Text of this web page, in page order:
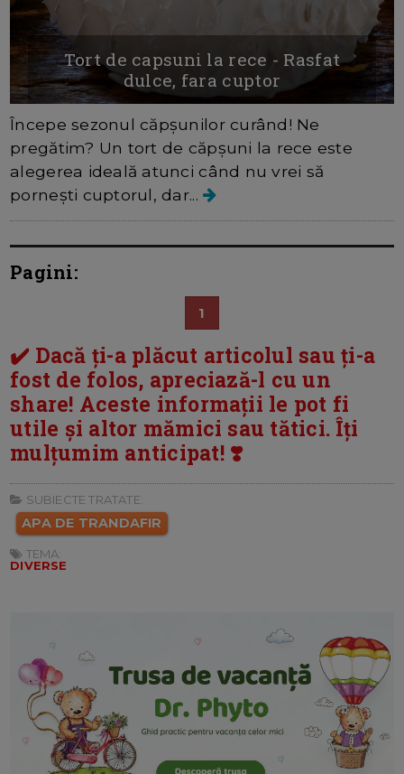
Tort de capsuni la rece - Rasfat
dulce, fara cuptor
Începe sezonul căpșunilor curând! Ne
pregătim? Un tort de căpșuni la rece este
alegerea ideală atunci când nu vrei să
pornești cuptorul, dar...
Pagini:
1
✔️ Dacă ți-a plăcut articolul sau ți-a
fost de folos, apreciază-l cu un
share! Aceste informații le pot fi
utile și altor mămici sau tătici. Îți
mulțumim anticipat! ❣️
SUBIECTE TRATATE:
APA DE TRANDAFIR
TEMA:
DIVERSE